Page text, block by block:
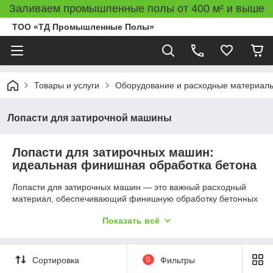
Заливаем промышленные полы от 400 м² и выше
ТОО «ТД Промышленные Полы»
Товары и услуги Оборудование и расходные
Лопасти для затирочной машины
Лопасти для затирочных машин:
идеальная финишная обработка бетона
Лопасти для затирочных машин — это важный расходный
материал, обеспечивающий финишную обработку бетонных
внешним воздействиям. Используются в сочетании с
полов на строительных объектах, включая склады, торговые
центры, паркинги и промышленные помещения. В
ассортименте ТД «Промышленные полы» представлены
Показать всё
Сортировка 0 Фильтры